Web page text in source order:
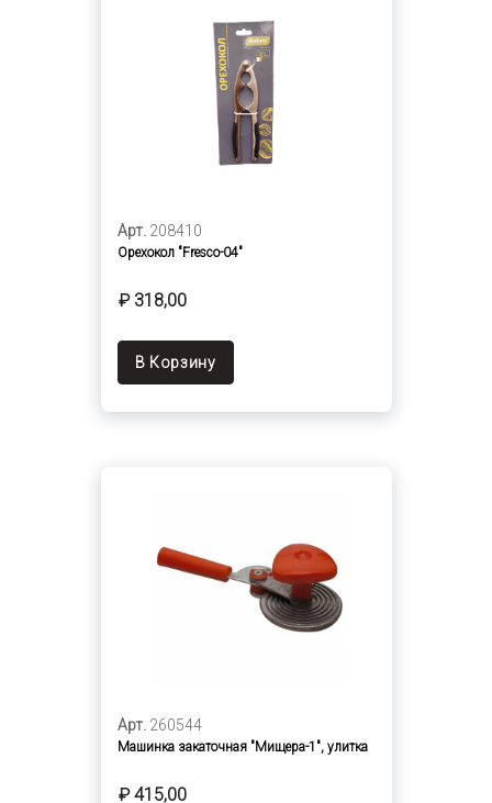
Арт. 208410
Орехокол "Fresco-04"
₽ 318,00
В Корзину
Арт. 260544
Машинка закаточная "Мищера-1", улитка
₽ 415,00